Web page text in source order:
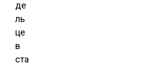
де
ль
це
в
ста